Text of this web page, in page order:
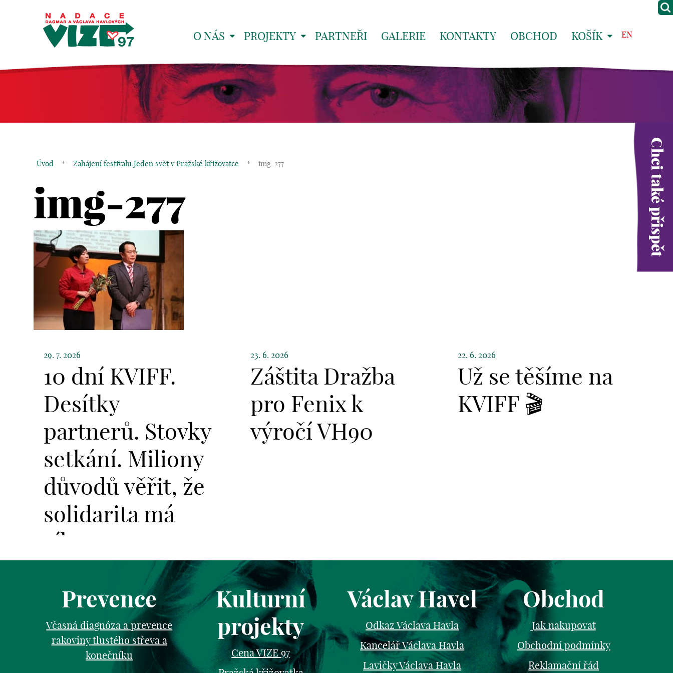
O NÁS PROJEKTY PARTNEŘI GALERIE KONTAKTY OBCHOD KOŠÍK EN
Chci také přispět
Úvod * Zahájení festivalu Jeden svět v Pražské křižovatce * img-277
img-277
29. 7. 2026
10 dní KVIFF.
Desítky
partnerů. Stovky
setkání. Miliony
důvodů věřit, že
solidarita má
sílu.
23. 6. 2026
Záštita Dražba
pro Fenix k
výročí VH90
22. 6. 2026
Už se těšíme na
KVIFF 🎬
Prevence
Včasná diagnóza a prevence
rakoviny tlustého střeva a
konečníku
Kulturní
projekty
Cena VIZE 97
Václav Havel
Odkaz Václava Havla
Kancelář Václava Havla
Lavičky Václava Havla
Obchod
Jak nakupovat
Obchodní podmínky
Reklamační řád